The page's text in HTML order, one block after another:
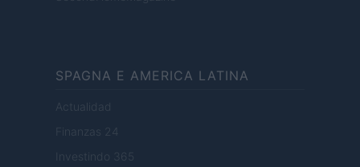
SPAGNA E AMERICA LATINA
Actualidad
Finanzas 24
Investindo 365